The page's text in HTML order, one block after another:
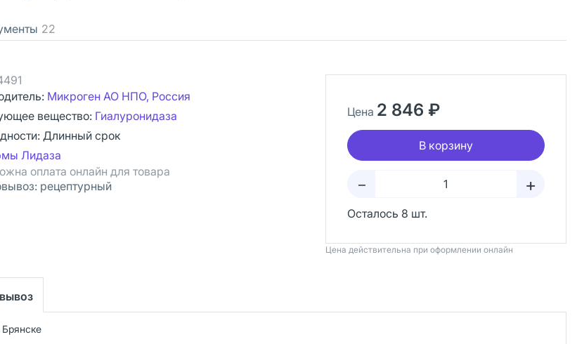
22
Микроген АО НПО, Россия
вещество: Гиалуронидаза
Длинный срок
Лидаза
оплата онлайн для товара
рецептурный
Цена 2 846 ₽
В корзину
– +
Осталось 8 шт.
Цена действительна при оформлении онлайн
Брянске